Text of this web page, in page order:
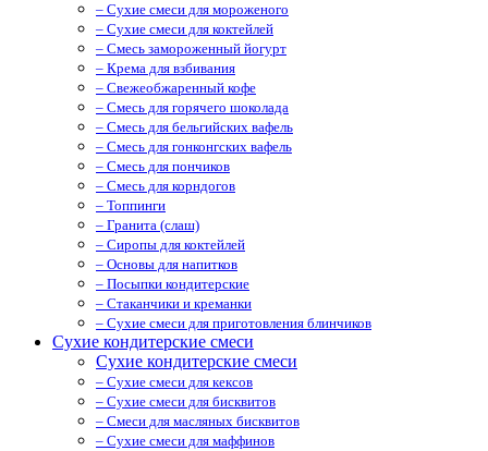
– Сухие смеси для мороженого
– Сухие смеси для коктейлей
– Смесь замороженный йогурт
– Крема для взбивания
– Свежеобжаренный кофе
– Смесь для горячего шоколада
– Смесь для бельгийских вафель
– Смесь для гонконгских вафель
– Смесь для пончиков
– Смесь для корндогов
– Топпинги
– Гранита (слаш)
– Cиропы для коктейлей
– Основы для напитков
– Посыпки кондитерские
– Стаканчики и креманки
– Сухие смеси для приготовления блинчиков
Сухие кондитерские смеси
Сухие кондитерские смеси
– Сухие смеси для кексов
– Сухие смеси для бисквитов
– Смеси для масляных бисквитов
– Сухие смеси для маффинов